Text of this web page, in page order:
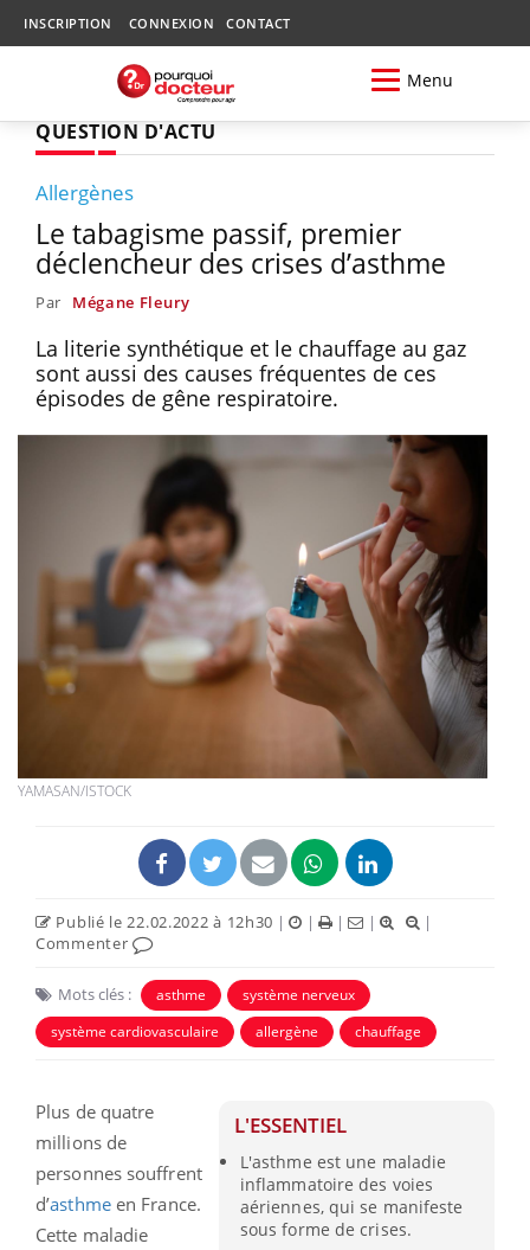
INSCRIPTION CONNEXION CONTACT
Menu
QUESTION D'ACTU
Allergènes
Le tabagisme passif, premier
déclencheur des crises d’asthme
Par Mégane Fleury
La literie synthétique et le chauffage au gaz
sont aussi des causes fréquentes de ces
épisodes de gêne respiratoire.
YAMASAN/ISTOCK
Publié le 22.02.2022 à 12h30 | | | |
|
Commenter
Mots clés : asthme
système nerveux
système cardiovasculaire
allergène chauffage
L'ESSENTIEL
L'asthme est une maladie
inflammatoire des voies
aériennes, qui se manifeste
sous forme de crises.
Plus de quatre
millions de
personnes souffrent
d’asthmeen France.
Cette maladie